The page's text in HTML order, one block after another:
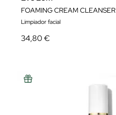
FOAMING CREAM CLEANSER
Limpiador facial
34,80 €